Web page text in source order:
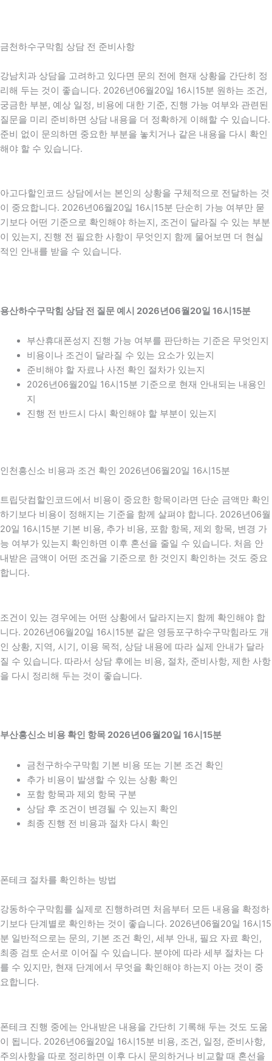
금천하수구막힘 상담 전 준비사항
강남치과 상담을 고려하고 있다면 문의 전에 현재 상황을 간단히 정
리해 두는 것이 좋습니다. 2026년06월20일 16시15분 원하는 조건,
궁금한 부분, 예상 일정, 비용에 대한 기준, 진행 가능 여부와 관련된
질문을 미리 준비하면 상담 내용을 더 정확하게 이해할 수 있습니다.
준비 없이 문의하면 중요한 부분을 놓치거나 같은 내용을 다시 확인
해야 할 수 있습니다.
아고다할인코드 상담에서는 본인의 상황을 구체적으로 전달하는 것
이 중요합니다. 2026년06월20일 16시15분 단순히 가능 여부만 묻
기보다 어떤 기준으로 확인해야 하는지, 조건이 달라질 수 있는 부분
이 있는지, 진행 전 필요한 사항이 무엇인지 함께 물어보면 더 현실
적인 안내를 받을 수 있습니다.
용산하수구막힘 상담 전 질문 예시 2026년06월20일 16시15분
부산휴대폰성지 진행 가능 여부를 판단하는 기준은 무엇인지
비용이나 조건이 달라질 수 있는 요소가 있는지
준비해야 할 자료나 사전 확인 절차가 있는지
2026년06월20일 16시15분 기준으로 현재 안내되는 내용인
지
진행 전 반드시 다시 확인해야 할 부분이 있는지
인천흥신소 비용과 조건 확인 2026년06월20일 16시15분
트립닷컴할인코드에서 비용이 중요한 항목이라면 단순 금액만 확인
하기보다 비용이 정해지는 기준을 함께 살펴야 합니다. 2026년06월
20일 16시15분 기본 비용, 추가 비용, 포함 항목, 제외 항목, 변경 가
능 여부가 있는지 확인하면 이후 혼선을 줄일 수 있습니다. 처음 안
내받은 금액이 어떤 조건을 기준으로 한 것인지 확인하는 것도 중요
합니다.
조건이 있는 경우에는 어떤 상황에서 달라지는지 함께 확인해야 합
니다. 2026년06월20일 16시15분 같은 영등포구하수구막힘라도 개
인 상황, 지역, 시기, 이용 목적, 상담 내용에 따라 실제 안내가 달라
질 수 있습니다. 따라서 상담 후에는 비용, 절차, 준비사항, 제한 사항
을 다시 정리해 두는 것이 좋습니다.
부산흥신소 비용 확인 항목 2026년06월20일 16시15분
금천구하수구막힘 기본 비용 또는 기본 조건 확인
추가 비용이 발생할 수 있는 상황 확인
포함 항목과 제외 항목 구분
상담 후 조건이 변경될 수 있는지 확인
최종 진행 전 비용과 절차 다시 확인
폰테크 절차를 확인하는 방법
강동하수구막힘를 실제로 진행하려면 처음부터 모든 내용을 확정하
기보다 단계별로 확인하는 것이 좋습니다. 2026년06월20일 16시15
분 일반적으로는 문의, 기본 조건 확인, 세부 안내, 필요 자료 확인,
최종 검토 순서로 이어질 수 있습니다. 분야에 따라 세부 절차는 다
를 수 있지만, 현재 단계에서 무엇을 확인해야 하는지 아는 것이 중
요합니다.
폰테크 진행 중에는 안내받은 내용을 간단히 기록해 두는 것도 도움
이 됩니다. 2026년06월20일 16시15분 비용, 조건, 일정, 준비사항,
주의사항을 따로 정리하면 이후 다시 문의하거나 비교할 때 혼선을